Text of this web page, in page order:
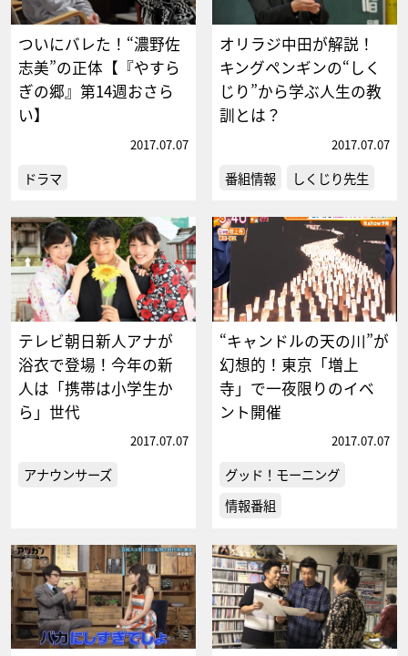
ついにバレた！“濃野佐
志美”の正体【『やすら
ぎの郷』第14週おさら
い】
2017.07.07
ドラマ
オリラジ中田が解説！
キングペンギンの“しく
じり”から学ぶ人生の教
訓とは？
2017.07.07
番組情報 しくじり先生
テレビ朝日新人アナが
浴衣で登場！今年の新
人は「携帯は小学生か
ら」世代
2017.07.07
アナウンサーズ
“キャンドルの天の川”が
幻想的！東京「増上
寺」で一夜限りのイベ
ント開催
2017.07.07
グッド！モーニング
情報番組